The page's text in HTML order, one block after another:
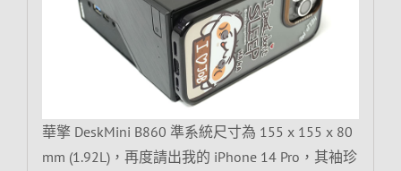
華擎 DeskMini B860 準系統尺寸為 155 x 155 x 80
mm (1.92L)，再度請出我的 iPhone 14 Pro，其袖珍